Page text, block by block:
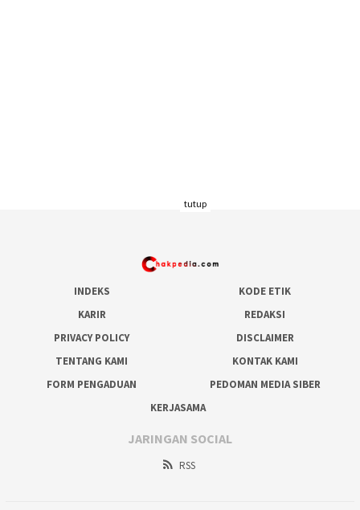
INDEKS
KODE ETIK
KARIR
REDAKSI
PRIVACY POLICY
DISCLAIMER
TENTANG KAMI
KONTAK KAMI
FORM PENGADUAN
PEDOMAN MEDIA SIBER
KERJASAMA
JARINGAN SOCIAL
RSS
tutup